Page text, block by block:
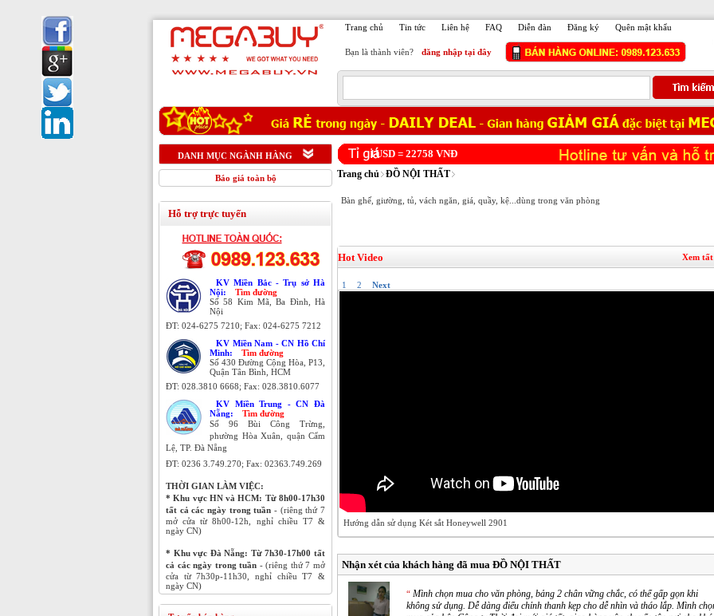
Trang chủ Tin tức Liên hệ FAQ Diễn đàn Đăng ký
Quên mật khẩu
Bạn là thành viên?
đăng nhập tại đây
DANH MỤC NGÀNH HÀNG
Báo giá toàn bộ
Hỗ trợ trực tuyến
KV Miền Bắc - Trụ sở Hà
Nội:
Tìm đường
Số 58 Kim Mã, Ba Đình, Hà
Nội
ĐT: 024-6275 7210; Fax: 024-6275 7212
KV Miền Nam - CN Hồ Chí
Minh:
Tìm đường
Số 430 Đường Cộng Hòa, P13,
Quận Tân Bình, HCM
ĐT: 028.3810 6668; Fax: 028.3810.6077
KV Miền Trung - CN Đà
Nẵng:
Tìm đường
Số 96 Bùi Công Trừng,
phường Hòa Xuân, quận Cẩm
Lệ, TP. Đà Nẵng
ĐT: 0236 3.749.270; Fax: 02363.749.269
THỜI GIAN LÀM VIỆC:
* Khu vực HN và HCM: Từ 8h00-17h30
tất cả các ngày trong tuần - (riêng thứ 7
mở cửa từ 8h00-12h, nghỉ chiều T7 &
ngày CN)
* Khu vực Đà Nẵng: Từ 7h30-17h00 tất
cả các ngày trong tuần - (riêng thứ 7 mở
cửa từ 7h30p-11h30, nghỉ chiều T7 &
ngày CN)
1USD = 22758 VNĐ
Trang chủ ĐỒ NỘI THẤT
Bàn ghế, giường, tủ, vách ngăn, giá, quầy, kệ...dùng trong văn phòng
Hot Video Xem tất
1 2 Next
Hướng dẫn sử dụng Két sắt Honeywell 2901
Nhận xét của khách hàng đã mua ĐỒ NỘI THẤT
“ Mình chọn mua cho văn phòng, bảng 2 chân vững chắc, có thể gấp gọn khi
không sử dụng. Dễ dàng điểu chỉnh thanh kẹp cho dễ nhìn và tháo lắp. Mình